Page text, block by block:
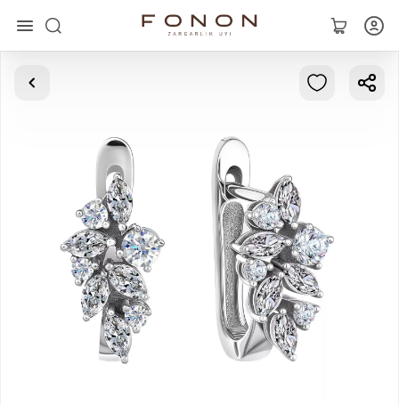
Asosiy
Bilaguzuklar